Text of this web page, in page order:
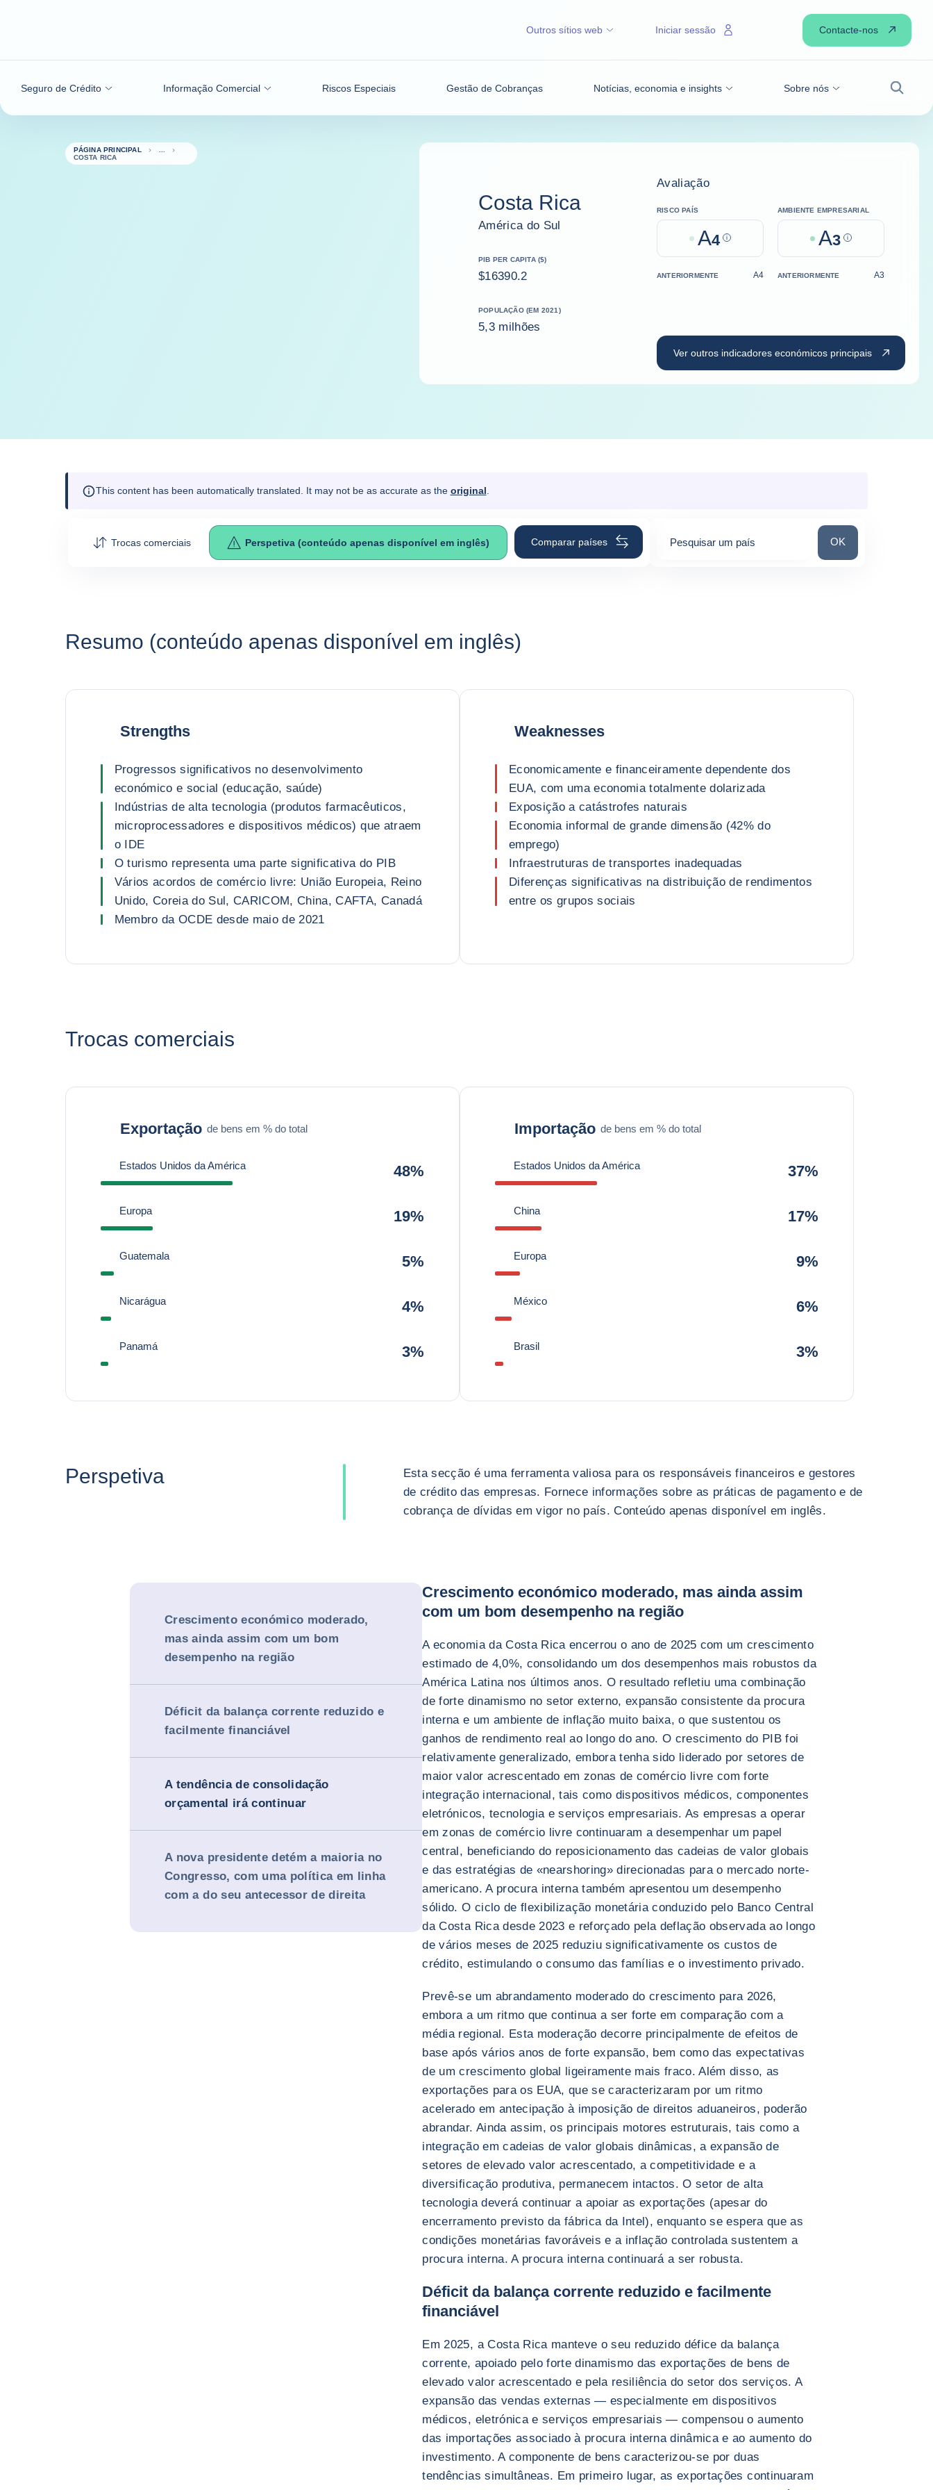
Seguro de Crédito Informação Comercial Riscos Especiais Gestão de Cobranças Notícias, economia e insights Sobre nós
Outros sítios web Iniciar sessão Contacte-nos
PÁGINA PRINCIPAL
COSTA RICA
Costa Rica
América do Sul
PIB PER CAPITA ($)
$16390.2
POPULAÇÃO (EM 2021)
5,3 milhões
Avaliação
RISCO PAÍS
A4 Help
AMBIENTE EMPRESARIAL
A3 Help
ANTERIORMENTE A4 ANTERIORMENTE A3
Ver outros indicadores económicos principais
This content has been automatically translated. It may not be as accurate as the original
Trocas comerciais Perspetiva (conteúdo apenas disponível em inglês) Comparar países Pesquisar um país Pesquisar um país
OK
Resumo (conteúdo apenas disponível em inglês)
Strengths
Progressos significativos no desenvolvimento
económico e social (educação, saúde)
Indústrias de alta tecnologia (produtos farmacêuticos,
microprocessadores e dispositivos médicos) que atraem
o IDE
O turismo representa uma parte significativa do PIB
Vários acordos de comércio livre: União Europeia, Reino
Unido, Coreia do Sul, CARICOM, China, CAFTA, Canadá
Membro da OCDE desde maio de 2021
Weaknesses
Economicamente e financeiramente dependente dos
EUA, com uma economia totalmente dolarizada
Exposição a catástrofes naturais
Economia informal de grande dimensão (42% do
emprego)
Infraestruturas de transportes inadequadas
Diferenças significativas na distribuição de rendimentos
entre os grupos sociais
Trocas comerciais
Exportação de bens em % do total
Estados Unidos da América 48%
Europa 19%
Guatemala 5%
Nicarágua 4%
Panamá 3%
Importação de bens em % do total
Estados Unidos da América 37%
China 17%
Europa 9%
México 6%
Brasil 3%
Perspetiva
Esta secção é uma ferramenta valiosa para os responsáveis financeiros e gestores
de crédito das empresas. Fornece informações sobre as práticas de pagamento e de
cobrança de dívidas em vigor no país. Conteúdo apenas disponível em inglês.
Crescimento económico moderado,
mas ainda assim com um bom
desempenho na região
Déficit da balança corrente reduzido e
facilmente financiável
A tendência de consolidação
orçamental irá continuar
A nova presidente detém a maioria no
Congresso, com uma política em linha
com a do seu antecessor de direita
Crescimento económico moderado, mas ainda assim
com um bom desempenho na região
A economia da Costa Rica encerrou o ano de 2025 com um crescimento
estimado de 4,0%, consolidando um dos desempenhos mais robustos da
América Latina nos últimos anos. O resultado refletiu uma combinação
de forte dinamismo no setor externo, expansão consistente da procura
interna e um ambiente de inflação muito baixa, o que sustentou os
ganhos de rendimento real ao longo do ano. O crescimento do PIB foi
relativamente generalizado, embora tenha sido liderado por setores de
maior valor acrescentado em zonas de comércio livre com forte
integração internacional, tais como dispositivos médicos, componentes
eletrónicos, tecnologia e serviços empresariais. As empresas a operar
em zonas de comércio livre continuaram a desempenhar um papel
central, beneficiando do reposicionamento das cadeias de valor globais
e das estratégias de «nearshoring» direcionadas para o mercado norte-
americano. A procura interna também apresentou um desempenho
sólido. O ciclo de flexibilização monetária conduzido pelo Banco Central
da Costa Rica desde 2023 e reforçado pela deflação observada ao longo
de vários meses de 2025 reduziu significativamente os custos de
crédito, estimulando o consumo das famílias e o investimento privado.
Prevê-se um abrandamento moderado do crescimento para 2026,
embora a um ritmo que continua a ser forte em comparação com a
média regional. Esta moderação decorre principalmente de efeitos de
base após vários anos de forte expansão, bem como das expectativas
de um crescimento global ligeiramente mais fraco. Além disso, as
exportações para os EUA, que se caracterizaram por um ritmo
acelerado em antecipação à imposição de direitos aduaneiros, poderão
abrandar. Ainda assim, os principais motores estruturais, tais como a
integração em cadeias de valor globais dinâmicas, a expansão de
setores de elevado valor acrescentado, a competitividade e a
diversificação produtiva, permanecem intactos. O setor de alta
tecnologia deverá continuar a apoiar as exportações (apesar do
encerramento previsto da fábrica da Intel), enquanto se espera que as
condições monetárias favoráveis e a inflação controlada sustentem a
procura interna. A procura interna continuará a ser robusta.
Déficit da balança corrente reduzido e facilmente
financiável
Em 2025, a Costa Rica manteve o seu reduzido défice da balança
corrente, apoiado pelo forte dinamismo das exportações de bens de
elevado valor acrescentado e pela resiliência do setor dos serviços. A
expansão das vendas externas — especialmente em dispositivos
médicos, eletrónica e serviços empresariais — compensou o aumento
das importações associado à procura interna dinâmica e ao aumento do
investimento. A componente de bens caracterizou-se por duas
tendências simultâneas. Em primeiro lugar, as exportações continuaram